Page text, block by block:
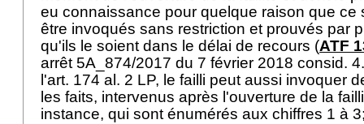
eu connaissance pour quelque raison que ce
être invoqués sans restriction et prouvés par
qu'ils le soient dans le délai de recours (ATF
arrêt 5A_874/2017 du 7 février 2018 consid.
l'art. 174 al. 2 LP, le failli peut aussi invoquer
les faits, intervenus après l'ouverture de la
instance, qui sont énumérés aux chiffres 1 à